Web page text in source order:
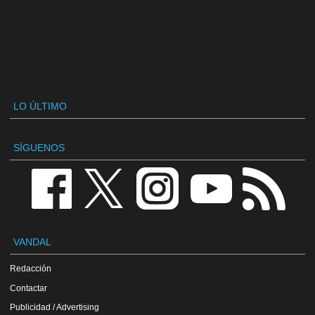
LO ÚLTIMO
SÍGUENOS
VANDAL
Redacción
Contactar
Publicidad / Advertising